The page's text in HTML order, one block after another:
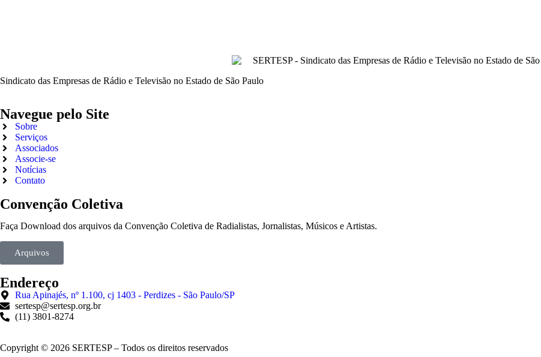
Sindicato das Empresas de Rádio e Televisão no Estado de São Paulo
Navegue pelo Site
Sobre
Serviços
Associados
Associe-se
Notícias
Contato
Convenção Coletiva
Faça Download dos arquivos da Convenção Coletiva de Radialistas, Jornalistas, Músicos e Artistas.
Arquivos
Endereço
Rua Apinajés, nº 1.100, cj 1403 - Perdizes - São Paulo/SP
sertesp@sertesp.org.br
(11) 3801-8274
Copyright © 2026 SERTESP – Todos os direitos reservados